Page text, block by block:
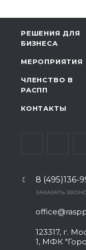
РЕШЕНИЯ ДЛЯ
БИЗНЕСА
МЕРОПРИЯТИЯ
ЧЛЕНСТВО В
РАСПП
КОНТАКТЫ
8 (495)136-
ЗАКАЗАТЬ
123317, г.
1, МФК